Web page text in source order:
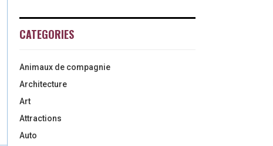
CATEGORIES
Animaux de compagnie
Architecture
Art
Attractions
Auto